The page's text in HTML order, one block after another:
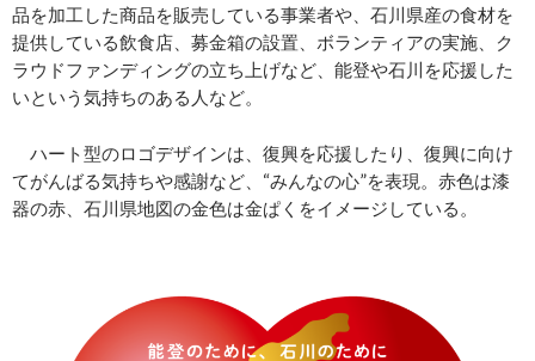
品を加工した商品を販売している事業者や、石川県産の食材を
提供している飲食店、募金箱の設置、ボランティアの実施、ク
ラウドファンディングの立ち上げなど、能登や石川を応援した
いという気持ちのある人など。
ハート型のロゴデザインは、復興を応援したり、復興に向け
てがんばる気持ちや感謝など、“みんなの心”を表現。赤色は漆
器の赤、石川県地図の金色は金ぱくをイメージしている。